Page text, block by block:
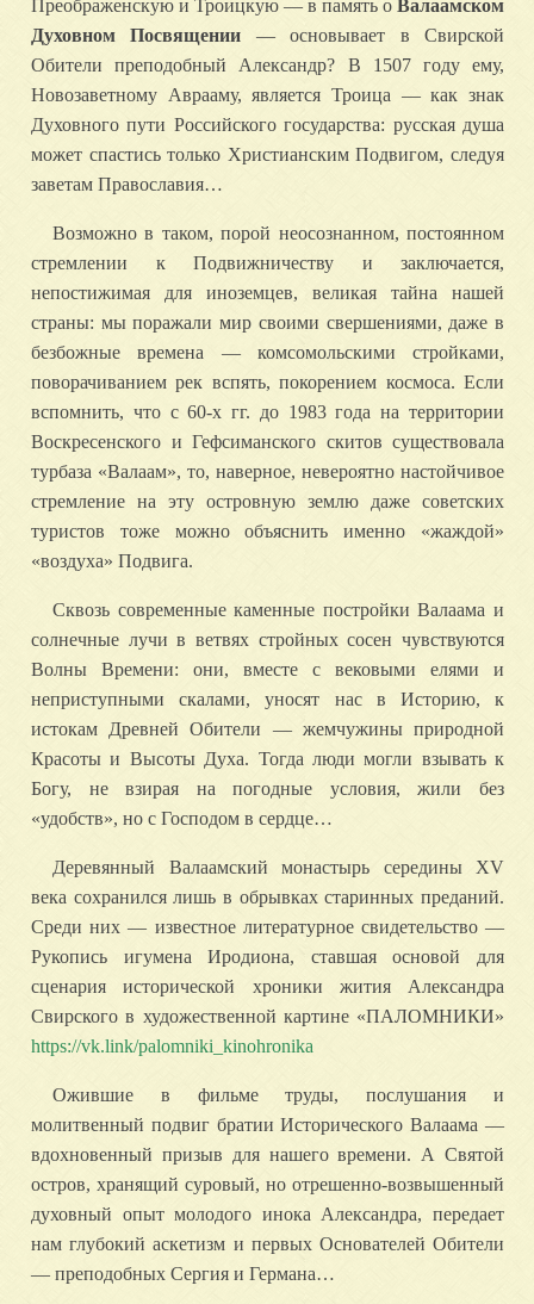
Преображенскую и Троицкую — в память о Валаамском
Духовном Посвящении — основывает в Свирской
Обители преподобный Александр? В 1507 году ему,
Новозаветному Аврааму, является Троица — как знак
Духовного пути Российского государства: русская душа
может спастись только Христианским Подвигом, следуя
заветам Православия…
Возможно в таком, порой неосознанном, постоянном
стремлении к Подвижничеству и заключается,
непостижимая для иноземцев, великая тайна нашей
страны: мы поражали мир своими свершениями, даже в
безбожные времена — комсомольскими стройками,
поворачиванием рек вспять, покорением космоса. Если
вспомнить, что с 60-х гг. до 1983 года на территории
Воскресенского и Гефсиманского скитов существовала
турбаза «Валаам», то, наверное, невероятно настойчивое
стремление на эту островную землю даже советских
туристов тоже можно объяснить именно «жаждой»
«воздуха» Подвига.
Сквозь современные каменные постройки Валаама и
солнечные лучи в ветвях стройных сосен чувствуются
Волны Времени: они, вместе с вековыми елями и
неприступными скалами, уносят нас в Историю, к
истокам Древней Обители — жемчужины природной
Красоты и Высоты Духа. Тогда люди могли взывать к
Богу, не взирая на погодные условия, жили без
«удобств», но с Господом в сердце…
Деревянный Валаамский монастырь середины XV
века сохранился лишь в обрывках старинных преданий.
Среди них — известное литературное свидетельство —
Рукопись игумена Иродиона, ставшая основой для
сценария исторической хроники жития Александра
Свирского в художественной картине «ПАЛОМНИКИ»
https://vk.link/palomniki_kinohronika
Ожившие в фильме труды, послушания и
молитвенный подвиг братии Исторического Валаама —
вдохновенный призыв для нашего времени. А Святой
остров, хранящий суровый, но отрешенно-возвышенный
духовный опыт молодого инока Александра, передает
нам глубокий аскетизм и первых Основателей Обители
— преподобных Сергия и Германа…